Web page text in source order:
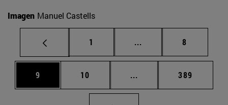
Imagen Manuel Castells
Página
1 ... Páginas intermedias
Página
8
Página
9 Página
10 ... Páginas intermedias
Página
389